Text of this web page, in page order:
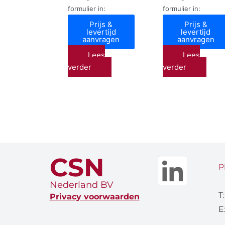
formulier in:
Prijs &
levertijd
aanvragen
Lees
verder
formulier in:
Prijs &
levertijd
aanvragen
Lees
verder
CSN
Nederland BV
Privacy voorwaarden